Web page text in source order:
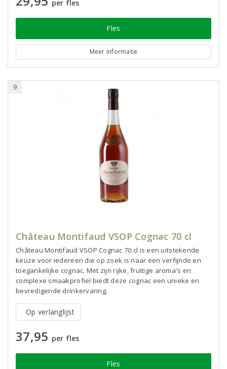
per fles
Fles
Meer informatie
9
Château Montifaud VSOP Cognac 70 cl
Château Montifaud VSOP Cognac 70 cl is een uitstekende
keuze voor iedereen die op zoek is naar een verfijnde en
toegankelijke cognac. Met zijn rijke, fruitige aroma's en
complexe smaakprofiel biedt deze cognac een unieke en
bevredigende drinkervaring.
Op verlanglijst
37,95 per fles
Fles